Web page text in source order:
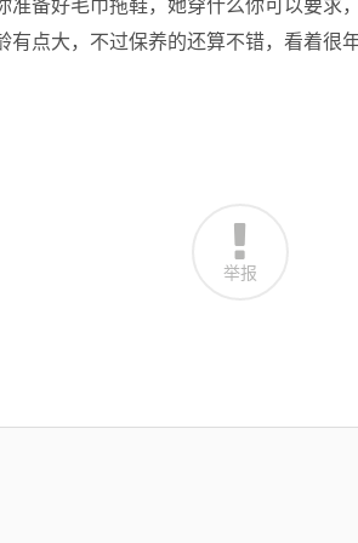
备好毛巾拖鞋，她穿什么你可以要求
点大，不过保养的还算不错，看着很
举报